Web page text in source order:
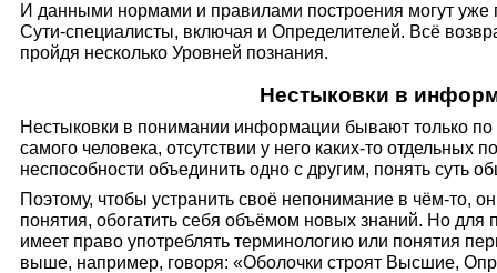
И данными нормами и пра­вилами построения могут уже
Сути-специалисты, включая и Определи­телей. Всё
пройдя несколько Уровней познания.
Нестыковки в
Нестыковки в понимании информации бывают только по
самого челове­ка, отсутствии у него каких-то отдельных
неспособности объединить одно с другим, понять суть
Поэтому, чтобы устра­нить своё непонимание в чём-то,
понятия, обогатить себя объёмом новых знаний. Но для
имеет право употреблять терминологию или понятия
выше, например, говоря: «Оболочки строят Высшие,